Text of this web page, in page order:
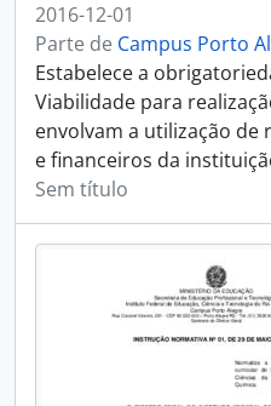
2016-12-01
Parte de Campus Porto
Estabelece a
Viabilidade para
envolvam a utilização de
e financeiros da
Sem título